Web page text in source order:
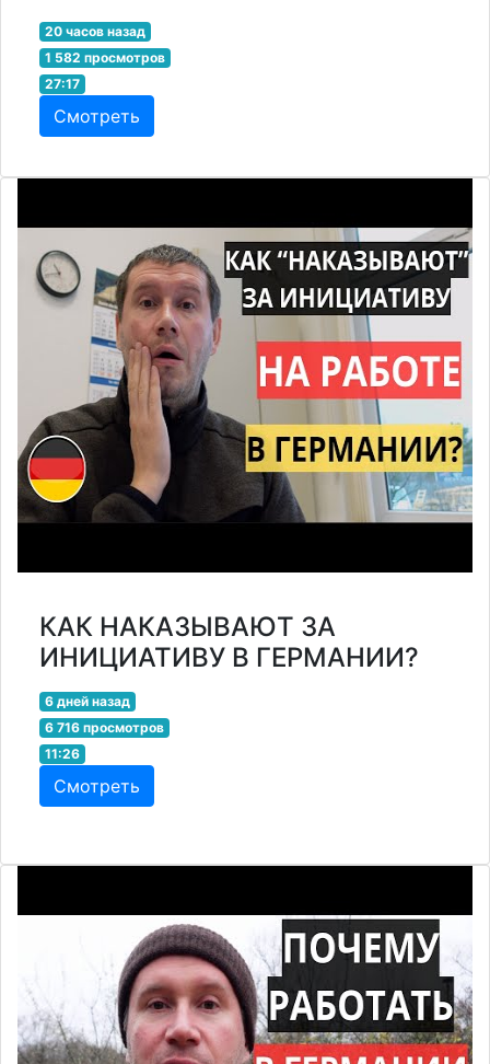
20 часов назад
1 582 просмотров
27:17
Смотреть
КАК НАКАЗЫВАЮТ ЗА
ИНИЦИАТИВУ В ГЕРМАНИИ?
6 дней назад
6 716 просмотров
11:26
Смотреть